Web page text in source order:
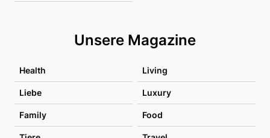
Unsere Magazine
Health Living
Liebe Luxury
Family Food